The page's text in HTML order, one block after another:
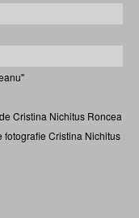
Cristina Nichitus Roncea
fotografie Cristina Nichitus